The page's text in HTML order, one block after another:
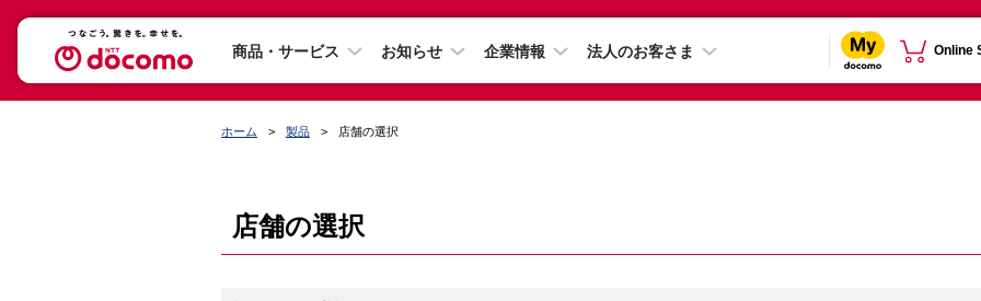
商品・サービス お知らせ 企業情報 法人のお客さま Online
ホーム 製品 店舗の選択
店舗の選択